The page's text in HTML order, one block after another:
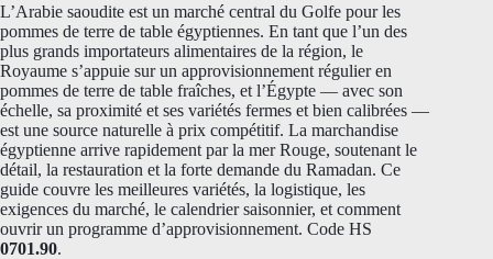
L’Arabie saoudite est un marché central du Golfe pour les
pommes de terre de table égyptiennes. En tant que l’un des
plus grands importateurs alimentaires de la région, le
Royaume s’appuie sur un approvisionnement régulier en
pommes de terre de table fraîches, et l’Égypte — avec son
échelle, sa proximité et ses variétés fermes et bien calibrées —
est une source naturelle à prix compétitif. La marchandise
égyptienne arrive rapidement par la mer Rouge, soutenant le
détail, la restauration et la forte demande du Ramadan. Ce
guide couvre les meilleures variétés, la logistique, les
exigences du marché, le calendrier saisonnier, et comment
ouvrir un programme d’approvisionnement. Code HS
0701.90.